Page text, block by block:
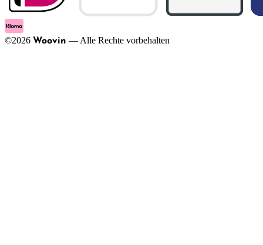
©2026 Woovin — Alle Rechte vorbehalten